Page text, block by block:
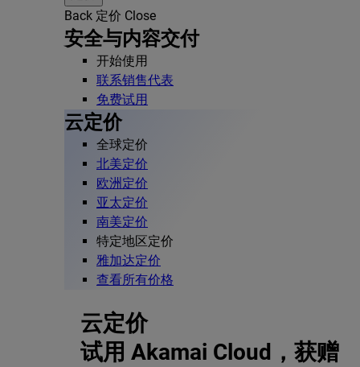
Back 定价 Close
安全与内容交付
开始使用
联系销售代表
免费试用
云定价
全球定价
北美定价
欧洲定价
亚太定价
南美定价
特定地区定价
雅加达定价
查看所有价格
云定价
试用 Akamai Cloud，获赠